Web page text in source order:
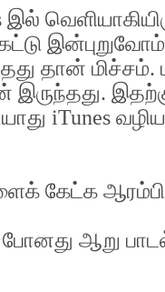
தான் மிச்சம்.
iTunes
கேட்க
ஆறு